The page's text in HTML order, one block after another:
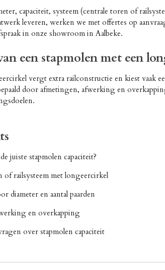
capaciteit, systeem (centrale toren of
leveren, werken we met offertes op
in onze showroom in Aalbeke.
een stapmolen met een
vergt extra railconstructie en kiest vaak
door afmetingen, afwerking en
juiste stapmolen capaciteit?
railsysteem met longeercirkel
diameter en aantal paarden
en overkapping
over stapmolen capaciteit